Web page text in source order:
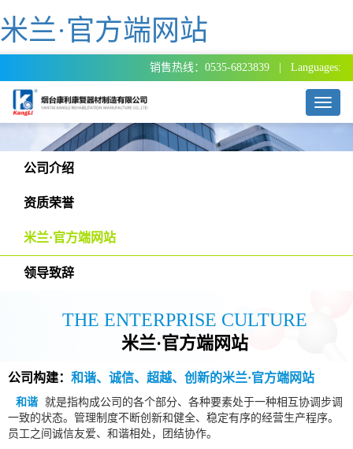
米兰·官方端网站
销售热线：0535-6823839 | Languages:
T
o
g
公司介绍
资质荣誉
米兰·官方端网站
领导致辞
THE ENTERPRISE CULTURE
米兰·官方端网站
公司构建： 和谐、诚信、超越、创新的米兰·官方端网站
和谐 就是指构成公司的各个部分、各种要素处于一种相互协调步调
一致的状态。管理制度不断创新和健全、稳定有序的经营生产程序。
员工之间诚信友爱、和谐相处，团结协作。